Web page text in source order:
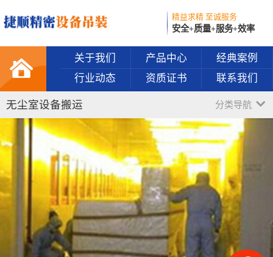
精益求精 至诚服务
安全+质量+服务+效率
关于我们 产品中心
经典案例
行业动态
资质证书 联系我们
无尘室设备搬运 分类导航